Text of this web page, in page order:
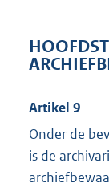
Artikel 9
Onder de
is de